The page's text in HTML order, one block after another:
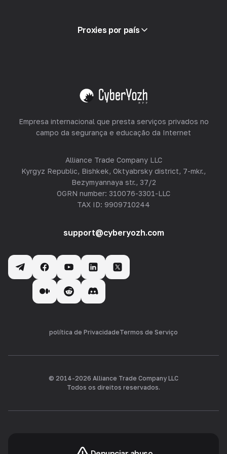
Programa de parceria
Revendendo
Proxies por país
Ver tudo
Empresa internacional que presta serviços privados no
campo da segurança e educação da Internet
Alliance Trade Company LLC
Kyrgyz Republic, Bishkek, Oktyabrsky district, 7-mkr.,
Bezymyannaya str., 37/2
OGRN number: 310076-3301-LLC
TAX ID: 9909710244
support@cyberyozh.com
política de PrivacidadeTermos de Serviço
© 2014-2026 Alliance Trade Company LLC
Todos os direitos reservados.